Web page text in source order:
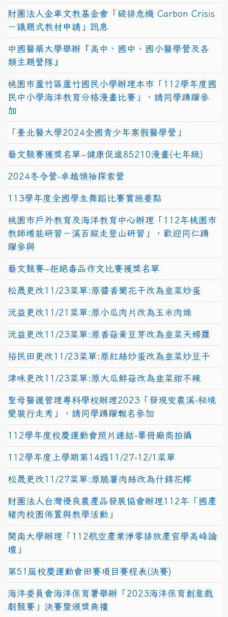
財團法人金車文教基金會「碳排危機 Carbon Crisis
－議題式教材申請」訊息
中國醫藥大學舉辦『高中、國中、國小醫學營及各
類主題營隊』
桃園市蘆竹區蘆竹國民小學辦理本市「112學年度國
民中小學海洋教育分格漫畫比賽」，請同學踴躍參
加
「臺北醫大學2024全國青少年寒假醫學營」
藝文競賽獲獎名單~健康促進85210漫畫(七年級)
2024冬令營-卓越領袖探索營
113學年度全國學生舞蹈比賽實施要點
桃園市戶外教育及海洋教育中心辦理「112年桃園市
教師增能研習－溪百縱走登山研習」，歡迎同仁踴
躍參與
藝文競賽~拒絕毒品作文比賽獲獎名單
松晟更改11/23菜單:原醬香蘭花干改為韭菜炒蛋
沅益更改11/21菜單:原小瓜肉片改為玉米肉燥
沅益更改11/23菜單:原香菇黃豆芽改為韭菜天婦羅
裕民田更改11/23菜單:原紅絲炒蛋改為韭菜炒豆干
津味更改11/23菜單:原大瓜鮮菇改為韭菜甜不辣
聖母醫護管理專科學校辦理2023「發現安農溪-秘境
變裝行走秀」，請同學踴躍報名參加
112學年度校慶運動會照片連結-畢冊廠商拍攝
112學年度上學期第14週11/27-12/1菜單
松晟更改11/27菜單:原脆薯肉絲改為什錦花椰
財團法人台灣優良農產品發展協會辦理112年「國產
豬肉校園佈置與教學活動」
開南大學辦理「112航空產業淨零排放產官學高峰論
壇」
第51屆校慶運動會田賽項目賽程表(決賽)
海洋委員會海洋保育署舉辦「2023海洋保育創意戲
劇競賽」決賽暨頒獎典禮